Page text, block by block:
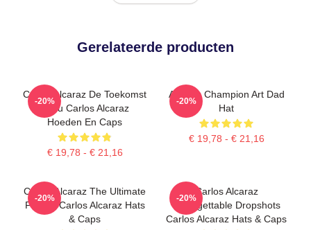
Gerelateerde producten
Carlos Alcaraz De Toekomst
Is Nu Carlos Alcaraz
Hoeden En Caps
€ 19,78 - € 21,16
-20%
Alcaraz Champion Art Dad
Hat
€ 19,78 - € 21,16
-20%
Carlos Alcaraz The Ultimate
Fighter Carlos Alcaraz Hats
& Caps
-20%
Carlos Alcaraz
Unforgettable Dropshots
Carlos Alcaraz Hats & Caps
-20%